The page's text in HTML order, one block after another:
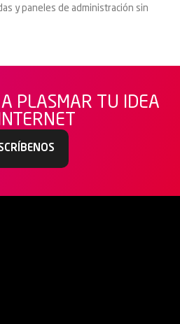
y paneles de administración sin
A PLASMAR TU IDEA